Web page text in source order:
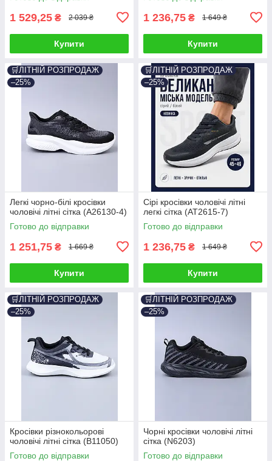
1 529,25 ₴ 2 039 ₴
Купити
1 236,75 ₴ 1 649 ₴
Купити
🛒ЛІТНІЙ РОЗПРОДАЖ
–25%
Легкі чорно-білі кросівки
чоловічі літні сітка (A26130-4)
Готово до відправки
1 251,75 ₴ 1 669 ₴
Купити
🛒ЛІТНІЙ РОЗПРОДАЖ
–25%
Сірі кросівки чоловічі літні
легкі сітка (AT2615-7)
Готово до відправки
1 236,75 ₴ 1 649 ₴
Купити
🛒ЛІТНІЙ РОЗПРОДАЖ
–25%
Кросівки різнокольорові
чоловічі літні сітка (B11050)
Готово до відправки
🛒ЛІТНІЙ РОЗПРОДАЖ
–25%
Чорні кросівки чоловічі літні
сітка (N6203)
Готово до відправки